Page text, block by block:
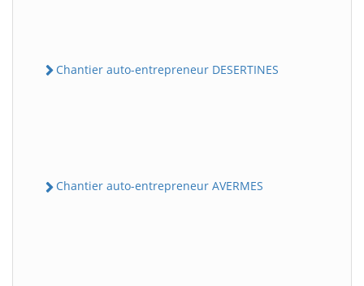
Chantier auto-entrepreneur DESERTINES
Chantier auto-entrepreneur AVERMES